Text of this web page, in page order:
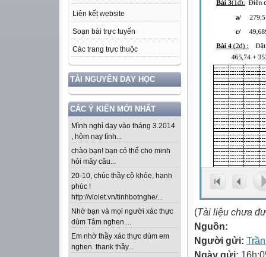
Liên kết website
Soạn bài trực tuyến
Các trang trực thuộc
TÀI NGUYÊN DẠY HỌC
CÁC Ý KIẾN MỚI NHẤT
Mình nghỉ dạy vào tháng 3.2014
, hôm nay tình...
chào bạn! bạn có thể cho minh
hỏi mây câu...
20-10, chúc thầy cô khỏe, hạnh
phúc !
http://violet.vn/tinhbotnghe/...
Nhờ bạn và mọi người xác thực
dùm Tâm nghen....
Em nhờ thầy xác thực dùm em
nghen. thank thầy...
(Tài liệu chưa
Nguồn:
Người gửi:
Ngày gửi: